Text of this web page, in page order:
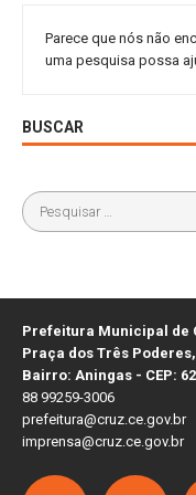
Parece que nós não
uma pesquisa possa
BUSCAR
Prefeitura Municipal de
Praça dos Três Poderes,
Bairro: Aningas - CEP:
88 99259-3006
prefeitura@cruz.ce.gov.br
imprensa@cruz.ce.gov.br